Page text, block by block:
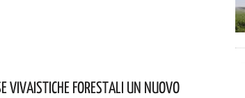
Vivaistiche Forestali Un Nuovo